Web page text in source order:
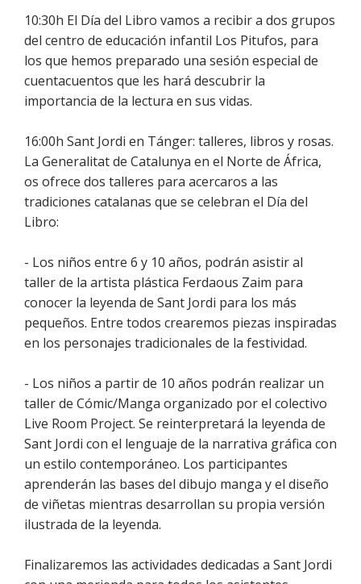
10:30h El Día del Libro vamos a recibir a dos grupos
del centro de educación infantil Los Pitufos, para
los que hemos preparado una sesión especial de
cuentacuentos que les hará descubrir la
importancia de la lectura en sus vidas.
16:00h Sant Jordi en Tánger: talleres, libros y rosas.
La Generalitat de Catalunya en el Norte de África,
os ofrece dos talleres para acercaros a las
tradiciones catalanas que se celebran el Día del
Libro:
- Los niños entre 6 y 10 años, podrán asistir al
taller de la artista plástica Ferdaous Zaim para
conocer la leyenda de Sant Jordi para los más
pequeños. Entre todos crearemos piezas inspiradas
en los personajes tradicionales de la festividad.
- Los niños a partir de 10 años podrán realizar un
taller de Cómic/Manga organizado por el colectivo
Live Room Project. Se reinterpretará la leyenda de
Sant Jordi con el lenguaje de la narrativa gráfica con
un estilo contemporáneo. Los participantes
aprenderán las bases del dibujo manga y el diseño
de viñetas mientras desarrollan su propia versión
ilustrada de la leyenda.
Finalizaremos las actividades dedicadas a Sant Jordi